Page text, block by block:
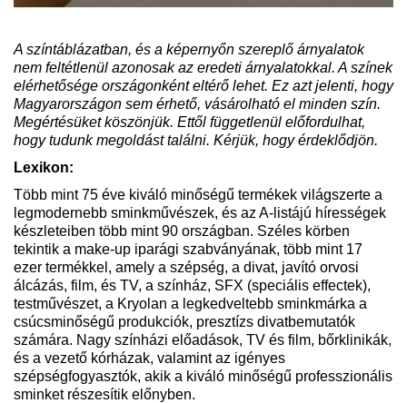
A színtáblázatban, és a képernyőn szereplő árnyalatok
nem feltétlenül azonosak az eredeti árnyalatokkal. A színek
elérhetősége országonként eltérő lehet. Ez azt jelenti, hogy
Magyarországon sem érhető, vásárolható el minden szín.
Megértésüket köszönjük. Ettől függetlenül előfordulhat,
hogy tudunk megoldást találni. Kérjük, hogy érdeklődjön.
Lexikon:
Több mint 75 éve kiváló minőségű termékek világszerte a
legmodernebb sminkművészek, és az A-listájú hírességek
készleteiben több mint 90 országban. Széles körben
tekintik a make-up iparági szabványának, több mint 17
ezer termékkel, amely a szépség, a divat, javító orvosi
álcázás, film, és TV, a színház, SFX (speciális effectek),
testművészet, a Kryolan a legkedveltebb sminkmárka a
csúcsminőségű produkciók, presztízs divatbemutatók
számára. Nagy színházi előadások, TV és film, bőrklinikák,
és a vezető kórházak, valamint az igényes
szépségfogyasztók, akik a kiváló minőségű professzionális
sminket részesítik előnyben.